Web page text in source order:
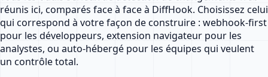
réunis ici, comparés face à face à DiffHook. Choisissez celui
qui correspond à votre façon de construire : webhook-first
pour les développeurs, extension navigateur pour les
analystes, ou auto-hébergé pour les équipes qui veulent
un contrôle total.